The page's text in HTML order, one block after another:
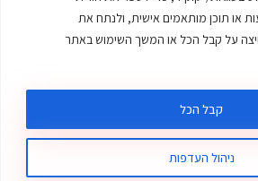
או תוכן מותאמים אישית, ולנתח את
על קבל הכל או המשך השימוש באתר
ניהול העדפות
קבל הכל
עוף
לענת אלישע | עיצוב ובניית אתר